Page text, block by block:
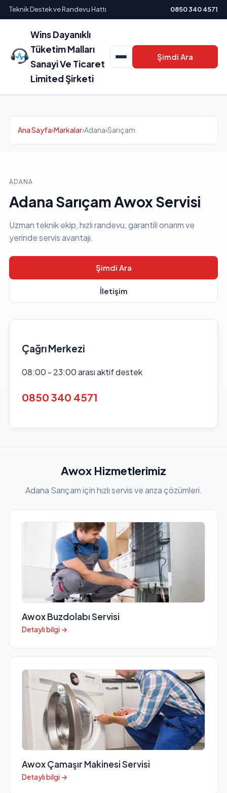
Teknik Destek ve Randevu Hattı 0850 340 4571
Wins Dayanıklı
Tüketim Malları
Sanayi Ve Ticaret
Limited Şirketi
Şimdi Ara
Ana Sayfa›Markalar›Adana›Sarıçam
ADANA
Adana Sarıçam Awox Servisi
Uzman teknik ekip, hızlı randevu, garantili onarım ve
yerinde servis avantajı.
Şimdi Ara
İletişim
Çağrı Merkezi
08:00 - 23:00 arası aktif destek
0850 340 4571
Awox Hizmetlerimiz
Adana Sarıçam için hızlı servis ve arıza çözümleri.
Awox Buzdolabı Servisi
Detaylı bilgi →
Awox Çamaşır Makinesi Servisi
Detaylı bilgi →